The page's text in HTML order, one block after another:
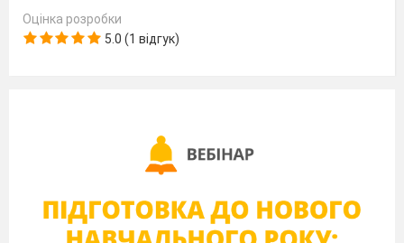
Оцінка розробки
5.0 (1 відгук)